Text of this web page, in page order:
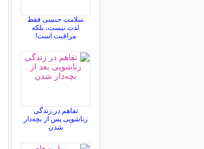
سلامت جنسی فقط
لذت نیست، بلکه
مراقبت است!
تفاهم در زندگی
زناشویی پس از بچه‌دار
شدن